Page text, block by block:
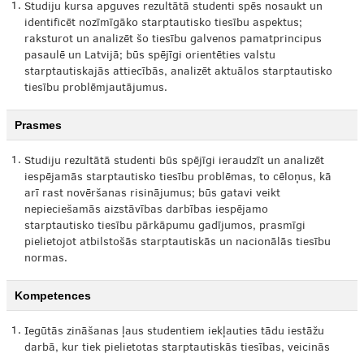
1. Studiju kursa apguves rezultātā studenti spēs nosaukt un
identificēt nozīmīgāko starptautisko tiesību aspektus;
raksturot un analizēt šo tiesību galvenos pamatprincipus
pasaulē un Latvijā; būs spējīgi orientēties valstu
starptautiskajās attiecībās, analizēt aktuālos starptautisko
tiesību problēmjautājumus.
Prasmes
1. Studiju rezultātā studenti būs spējīgi ieraudzīt un analizēt
iespējamās starptautisko tiesību problēmas, to cēloņus, kā
arī rast novēršanas risinājumus; būs gatavi veikt
nepieciešamās aizstāvības darbības iespējamo
starptautisko tiesību pārkāpumu gadījumos, prasmīgi
pielietojot atbilstošās starptautiskās un nacionālās tiesību
normas.
Kompetences
1. Iegūtās zināšanas ļaus studentiem iekļauties tādu iestāžu
darbā, kur tiek pielietotas starptautiskās tiesības, veicinās